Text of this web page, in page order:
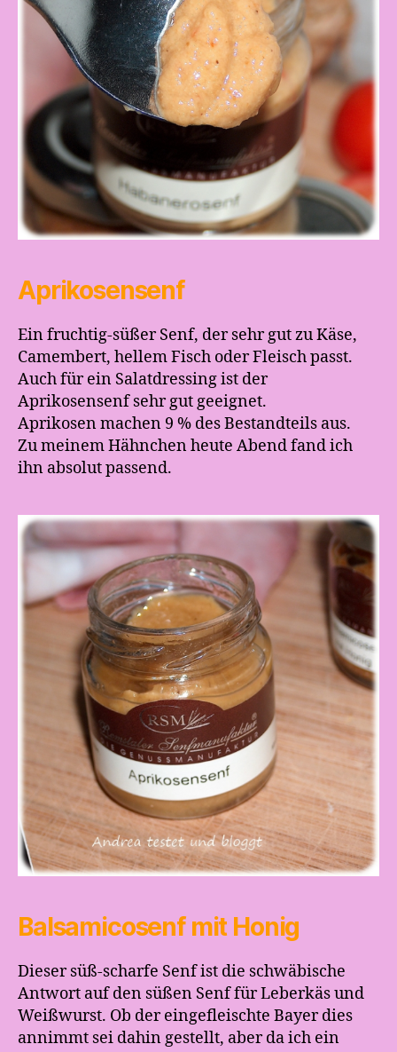
Aprikosensenf
Ein fruchtig-süßer Senf, der sehr gut zu Käse,
Camembert, hellem Fisch oder Fleisch passt.
Auch für ein Salatdressing ist der
Aprikosensenf sehr gut geeignet.
Aprikosen machen 9 % des Bestandteils aus.
Zu meinem Hähnchen heute Abend fand ich
ihn absolut passend.
Balsamicosenf mit Honig
Dieser süß-scharfe Senf ist die schwäbische
Antwort auf den süßen Senf für Leberkäs und
Weißwurst. Ob der eingefleischte Bayer dies
annimmt sei dahin gestellt, aber da ich ein